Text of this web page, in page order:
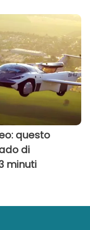
questo
di
minuti